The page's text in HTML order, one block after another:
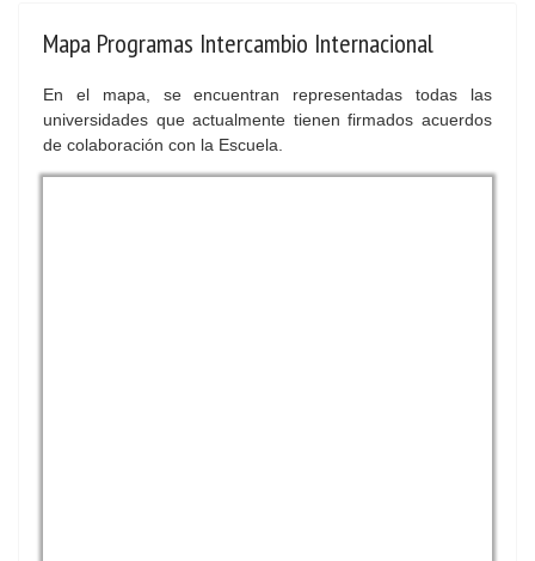
Mapa Programas Intercambio Internacional
En el mapa, se encuentran representadas todas las
universidades que actualmente tienen firmados acuerdos
de colaboración con la Escuela.